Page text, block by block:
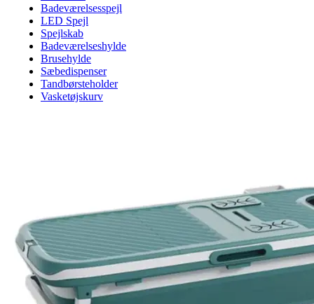
Badeværelsesspejl
LED Spejl
Spejlskab
Badeværelseshylde
Brusehylde
Sæbedispenser
Tandbørsteholder
Vasketøjskurv